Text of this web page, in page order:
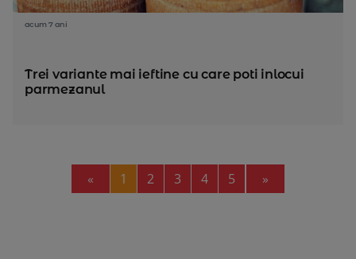
acum 7 ani
Trei variante mai ieftine cu care poti inlocui
parmezanul
« Previous
1 2 3 4 5 »